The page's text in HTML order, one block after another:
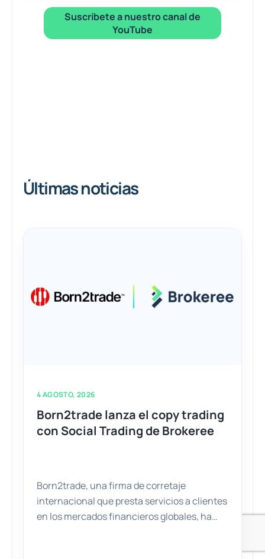
Suscríbete a nuestro canal de
YouTube
Últimas noticias
4 AGOSTO, 2026
Born2trade lanza el copy trading
con Social Trading de Brokeree
Born2trade, una firma de corretaje
internacional que presta servicios a clientes
en los mercados financieros globales, ha